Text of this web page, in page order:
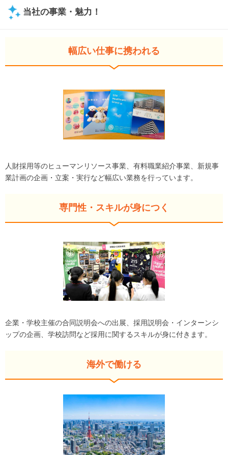
当社の事業・魅力！
幅広い仕事に携われる
人財採用等のヒューマンリソース事業、有料職業紹介事業、新規事
業計画の企画・立案・実行など幅広い業務を行っています。
専門性・スキルが身につく
企業・学校主催の合同説明会への出展、採用説明会・インターンシ
ップの企画、学校訪問など採用に関するスキルが身に付きます。
海外で働ける